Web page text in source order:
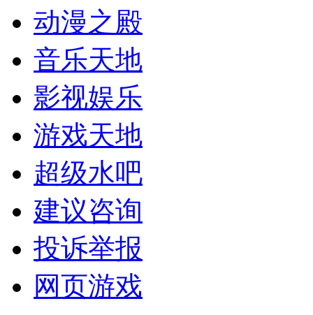
动漫之殿
音乐天地
影视娱乐
游戏天地
超级水吧
建议咨询
投诉举报
网页游戏